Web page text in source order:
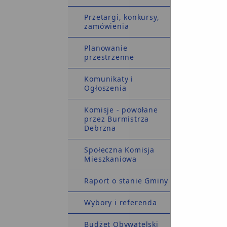
Przetargi, konkursy,
zamówienia
Planowanie
przestrzenne
Komunikaty i
Ogłoszenia
Komisje - powołane
przez Burmistrza
Debrzna
Społeczna Komisja
Mieszkaniowa
Raport o stanie Gminy
Wybory i referenda
Budżet Obywatelski